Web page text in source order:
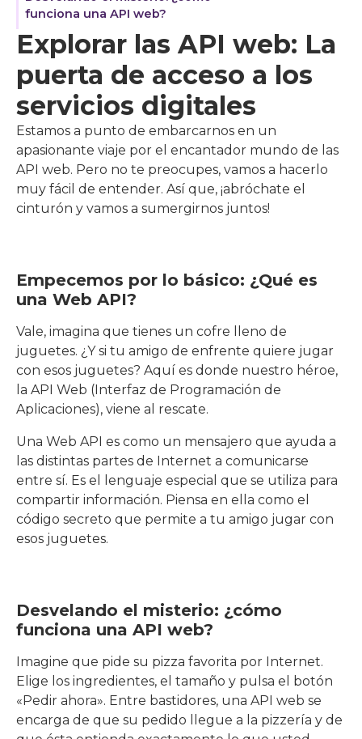
Explorar las API web: La
puerta de acceso a los
servicios digitales
Estamos a punto de embarcarnos en un
apasionante viaje por el encantador mundo de las
API web. Pero no te preocupes, vamos a hacerlo
muy fácil de entender. Así que, ¡abróchate el
cinturón y vamos a sumergirnos juntos!
Empecemos por lo básico: ¿Qué es
una Web API?
Vale, imagina que tienes un cofre lleno de
juguetes. ¿Y si tu amigo de enfrente quiere jugar
con esos juguetes? Aquí es donde nuestro héroe,
la API Web (Interfaz de Programación de
Aplicaciones), viene al rescate.
Una Web API es como un mensajero que ayuda a
las distintas partes de Internet a comunicarse
entre sí. Es el lenguaje especial que se utiliza para
compartir información. Piensa en ella como el
código secreto que permite a tu amigo jugar con
esos juguetes.
Desvelando el misterio: ¿cómo
funciona una API web?
Imagine que pide su pizza favorita por Internet.
Elige los ingredientes, el tamaño y pulsa el botón
«Pedir ahora». Entre bastidores, una API web se
encarga de que su pedido llegue a la pizzería y de
funciona una API web?